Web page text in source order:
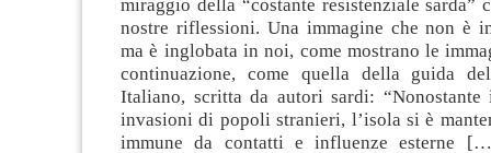
miraggio della “costante resistenziale sarda”
nostre riflessioni. Una immagine che non è
ma è inglobata in noi, come mostrano le
continuazione, come quella della guida
Italiano, scritta da autori sardi: “Nonostante
invasioni di popoli stranieri, l’isola si è
immune da contatti e influenze esterne